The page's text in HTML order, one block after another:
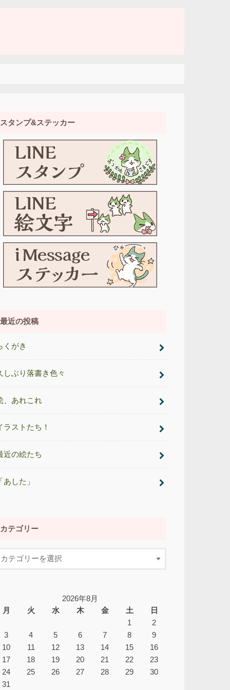
スタンプ&ステッカー
最近の投稿
くがき
しぶり落書き色々
、あれこれ
ラストたち！
近の絵たち
あした」
カテゴリー
2026年8月
月
火 水 木 金 土
日
1
2
3
4 5 6 7 8
9
10
11 12 13 14 15
16
17
18 19 20 21 22
23
24
25 26 27 28 29
30
31